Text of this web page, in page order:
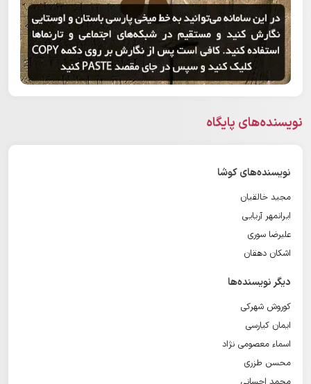
نویسنده‌های پایگاه
نویسنده‌های کوشا
مجید خالقیان
ایرانمهر آریایی
علیرضا سوری
اشکان دهقان
دیگر نویسنده‌ها
کوروش شهرکی
ایمان کیارسی
اسماء معصومی نژاد
محسن طزری